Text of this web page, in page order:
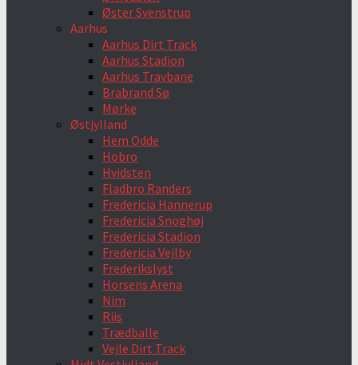
Øster Svenstrup
Aarhus
Aarhus Dirt Track
Aarhus Stadion
Aarhus Travbane
Brabrand Sø
Mørke
Østjylland
Hem Odde
Hobro
Hvidsten
Fladbro Randers
Fredericia Hannerup
Fredericia Snoghøj
Fredericia Stadion
Fredericia Vejlby
Frederikslyst
Horsens Arena
Nim
Riis
Trædballe
Vejle Dirt Track